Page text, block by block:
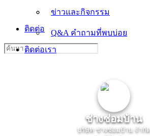
ข่าวและกิจกรรม
Q&A คำถามที่พบบ่อย
ติดต่อเรา
Q&A คำถามที่พบบ่อย
ติดต่อเรา
Search
for:
ช่างซ่อมบ้าน
บริษัท ช่างซ่อมบ้าน จำกัด